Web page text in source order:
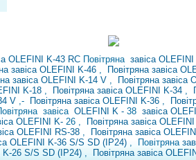
OLEFINI K-43 RC Повітряна завіса
завіса OLEFINI K-46 ,
Повітряна завіса
завіса OLEFINI K-14 V ,
Повітряна
K-18 , Повітряна завіса OLEFINI K-34 ,
V ,- Повітряна завіса OLEFINI K-36 ,
завіса OLEFINI K - 38 завіса
OLEFINI K- 26 ,
Повітряна завіса
OLEFINI RS-38 ,
Повітряна завіса
OLEFINI K-36 S/S SD (IP24) , Повітряна
K-26 S/S SD (IP24) , Повітряна завіса